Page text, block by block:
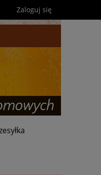
Zaloguj się